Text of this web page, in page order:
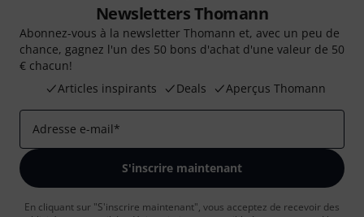
Newsletters Thomann
Abonnez-vous à la newsletter Thomann et, avec un peu de
chance, gagnez l'un des 50 bons d'achat d'une valeur de 50
€ chacun!
Articles inspirants
Deals Aperçus Thomann
Adresse e-mail*
S'inscrire maintenant
En cliquant sur "S'inscrire maintenant", vous acceptez de recevoir des